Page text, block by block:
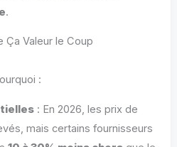
.
Ça Valeur le Coup
:
: En 2026, les prix de
mais certains fournisseurs